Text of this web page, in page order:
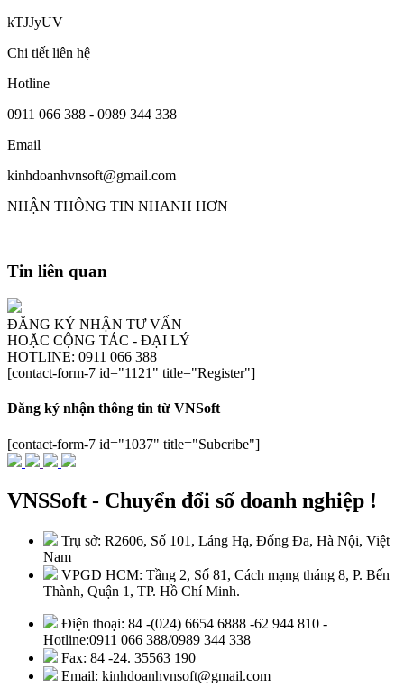
kTJJyUV
Chi tiết liên hệ
Hotline
0911 066 388 - 0989 344 338
Email
kinhdoanhvnsoft@gmail.com
NHẬN THÔNG TIN NHANH HƠN
Tin liên quan
ĐĂNG KÝ NHẬN TƯ VẤN
HOẶC CỘNG TÁC - ĐẠI LÝ
HOTLINE: 0911 066 388
[contact-form-7 id="1121" title="Register"]
Đăng ký nhận thông tin từ VNSoft
[contact-form-7 id="1037" title="Subcribe"]
VNSSoft - Chuyển đổi số doanh nghiệp !
Trụ sở: R2606, Số 101, Láng Hạ, Đống Đa, Hà Nội, Việt
Nam
VPGD HCM: Tầng 2, Số 81, Cách mạng tháng 8, P. Bến
Thành, Quận 1, TP. Hồ Chí Minh.
Điện thoại: 84 -(024) 6654 6888 -62 944 810 -
Hotline:0911 066 388/0989 344 338
Fax: 84 -24. 35563 190
Email: kinhdoanhvnsoft@gmail.com